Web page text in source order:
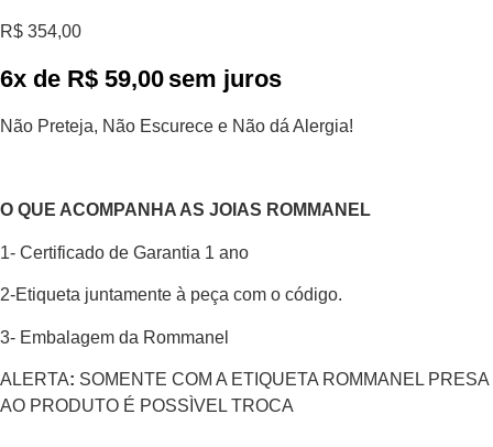
R$ 354,00
6x de R$ 59,00 sem juros
Não Preteja, Não Escurece e Não dá Alergia!
O QUE ACOMPANHA AS JOIAS ROMMANEL
1- Certificado de Garantia 1 ano
2-Etiqueta juntamente à peça com o código.
3- Embalagem da Rommanel
ALERTA: SOMENTE COM A ETIQUETA ROMMANEL PRESA
AO PRODUTO É POSSÌVEL TROCA